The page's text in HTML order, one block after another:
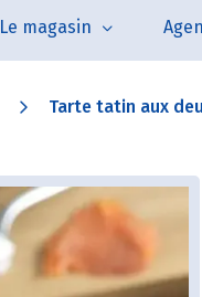
Le magasin
Tarte tatin aux